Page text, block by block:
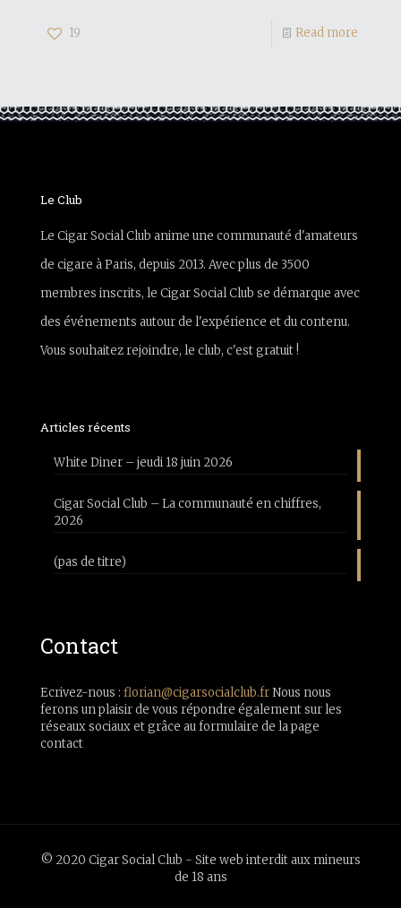
19 Read more
Le Club
Le Cigar Social Club anime une communauté d'amateurs
de cigare à Paris, depuis 2013. Avec plus de 3500
membres inscrits, le Cigar Social Club se démarque avec
des événements autour de l'expérience et du contenu.
Vous souhaitez rejoindre, le club, c'est gratuit !
Articles récents
White Diner – jeudi 18 juin 2026
Cigar Social Club – La communauté en chiffres,
2026
(pas de titre)
Contact
Ecrivez-nous : florian@cigarsocialclub.frNous nous
ferons un plaisir de vous répondre également sur les
réseaux sociaux et grâce au formulaire de la page
contact
© 2020 Cigar Social Club - Site web interdit aux mineurs
de 18 ans